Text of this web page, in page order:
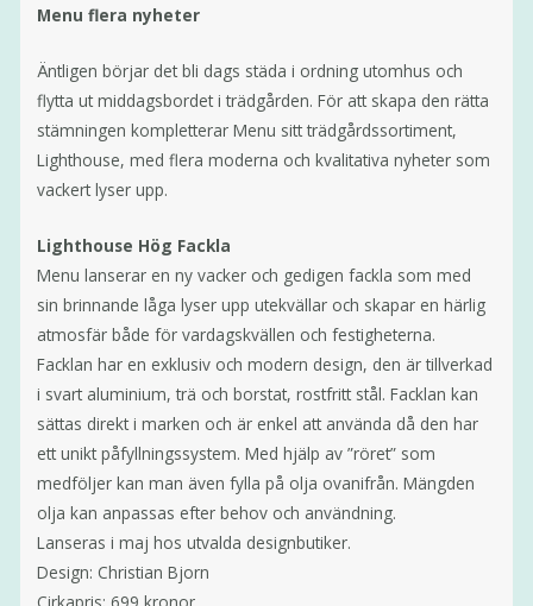
Menu flera nyheter
Äntligen börjar det bli dags städa i ordning utomhus och
flytta ut middagsbordet i trädgården. För att skapa den rätta
stämningen kompletterar Menu sitt trädgårdssortiment,
Lighthouse, med flera moderna och kvalitativa nyheter som
vackert lyser upp.
Lighthouse Hög Fackla
Menu lanserar en ny vacker och gedigen fackla som med
sin brinnande låga lyser upp utekvällar och skapar en härlig
atmosfär både för vardagskvällen och festigheterna.
Facklan har en exklusiv och modern design, den är tillverkad
i svart aluminium, trä och borstat, rostfritt stål. Facklan kan
sättas direkt i marken och är enkel att använda då den har
ett unikt påfyllningssystem. Med hjälp av ”röret” som
medföljer kan man även fylla på olja ovanifrån. Mängden
olja kan anpassas efter behov och användning.
Lanseras i maj hos utvalda designbutiker.
Design: Christian Bjorn